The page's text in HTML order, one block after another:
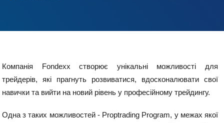
Компанія Fondexx створює унікальні можливості для
трейдерів, які прагнуть розвиватися, вдосконалювати свої
навички та вийти на новий рівень у професійному трейдингу.
Одна з таких можливостей - Proptrading Program, у межах якої